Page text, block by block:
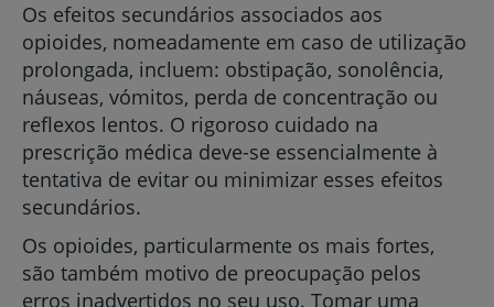
Os efeitos secundários associados aos
opioides, nomeadamente em caso de utilização
prolongada, incluem: obstipação, sonolência,
náuseas, vómitos, perda de concentração ou
reflexos lentos. O rigoroso cuidado na
prescrição médica deve-se essencialmente à
tentativa de evitar ou minimizar esses efeitos
secundários.
Os opioides, particularmente os mais fortes,
são também motivo de preocupação pelos
erros inadvertidos no seu uso. Tomar uma